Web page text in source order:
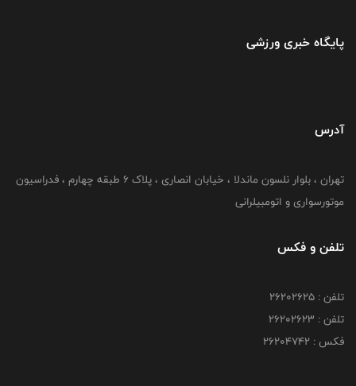
پایگاه خبری ورزشی
آدرس
تهران ، بلوار نلسون ماندلا ، خیابان انصاری ، پلاک ۶ طبقه چهارم ، فدراسیون
موتورسواری و اتومبیلرانی
تلفن و فکس
تلفن : ۲۶۲۰۲۶۲۵
تلفن : ۲۶۲۰۲۶۲۳
فکس : ۲۶۲۰۴۷۴۲